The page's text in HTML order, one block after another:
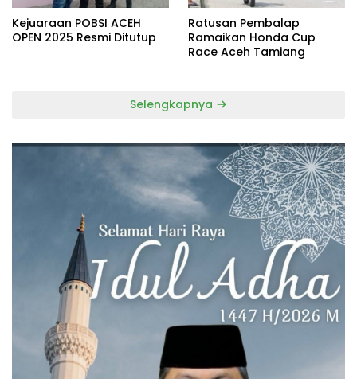
Kejuaraan POBSI ACEH
OPEN 2025 Resmi Ditutup
Ratusan Pembalap
Ramaikan Honda Cup
Race Aceh Tamiang
Selengkapnya